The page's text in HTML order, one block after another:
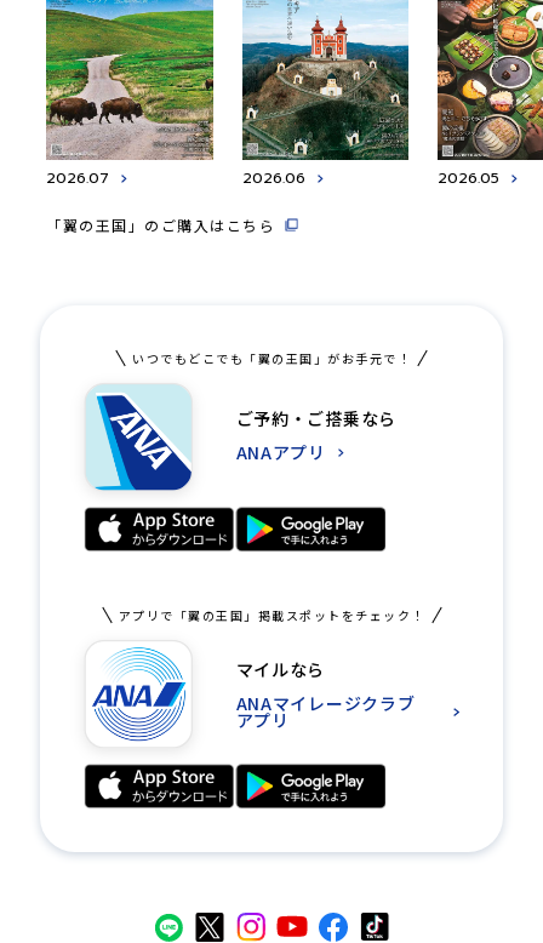
2026.07 2026.06 2026.05
「翼の王国」のご購入はこちら
いつでもどこでも「翼の王国」がお手元で！
ご予約・ご搭乗なら
ANAアプリ
アプリで「翼の王国」掲載スポットをチェック！
マイルなら
ANAマイレージクラブ
アプリ